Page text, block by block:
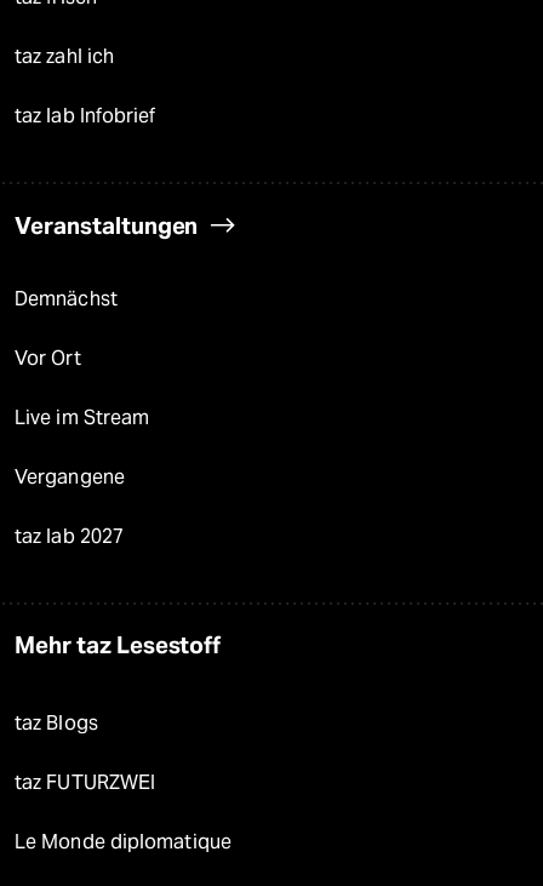
taz zahl ich
taz lab Infobrief
Veranstaltungen
Demnächst
Vor Ort
Live im Stream
Vergangene
taz lab 2027
Mehr taz Lesestoff
taz Blogs
taz FUTURZWEI
Le Monde diplomatique